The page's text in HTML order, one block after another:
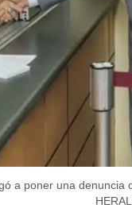
a poner una denuncia